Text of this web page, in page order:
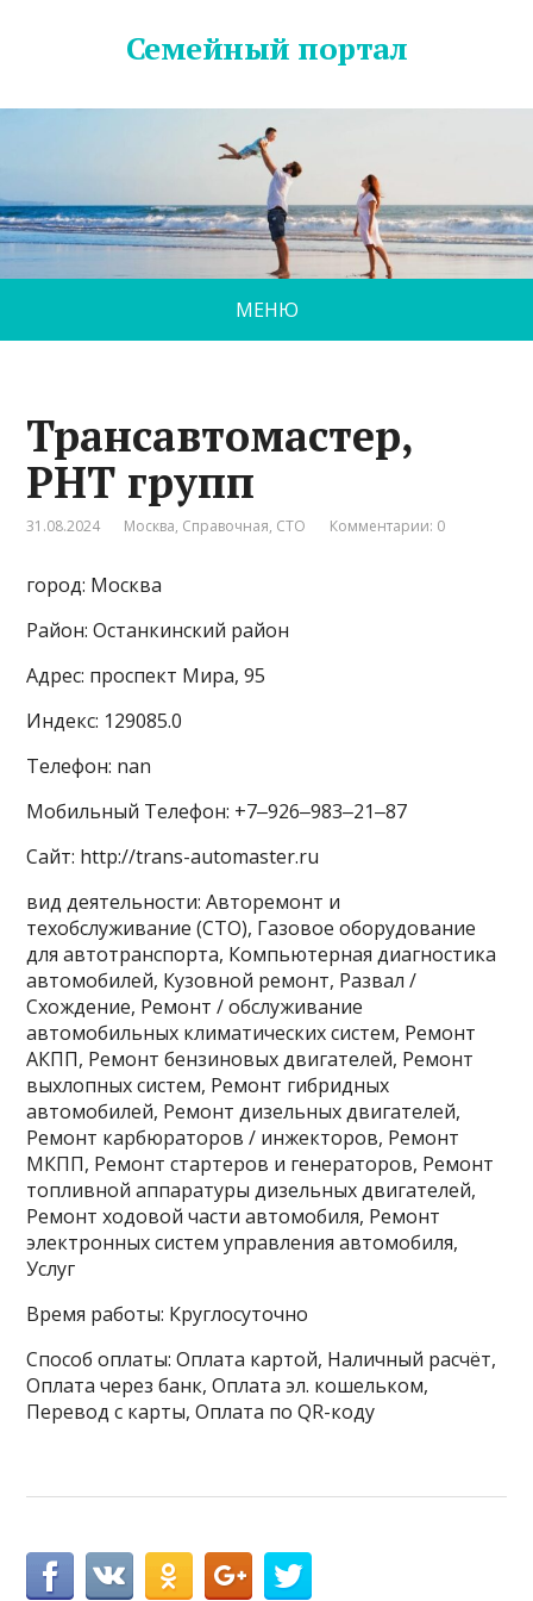
Семейный портал
МЕНЮ
Трансавтомастер,
РНТ групп
31.08.2024 Москва, Справочная, СТО Комментарии: 0
город: Москва
Район: Останкинский район
Адрес: проспект Мира, 95
Индекс: 129085.0
Телефон: nan
Мобильный Телефон: +7‒926‒983‒21‒87
Сайт: http://trans-automaster.ru
вид деятельности: Авторемонт и
техобслуживание (СТО), Газовое оборудование
для автотранспорта, Компьютерная диагностика
автомобилей, Кузовной ремонт, Развал /
Схождение, Ремонт / обслуживание
автомобильных климатических систем, Ремонт
АКПП, Ремонт бензиновых двигателей, Ремонт
выхлопных систем, Ремонт гибридных
автомобилей, Ремонт дизельных двигателей,
Ремонт карбюраторов / инжекторов, Ремонт
МКПП, Ремонт стартеров и генераторов, Ремонт
топливной аппаратуры дизельных двигателей,
Ремонт ходовой части автомобиля, Ремонт
электронных систем управления автомобиля,
Услуг
Время работы: Круглосуточно
Способ оплаты: Оплата картой, Наличный расчёт,
Оплата через банк, Оплата эл. кошельком,
Перевод с карты, Оплата по QR-коду